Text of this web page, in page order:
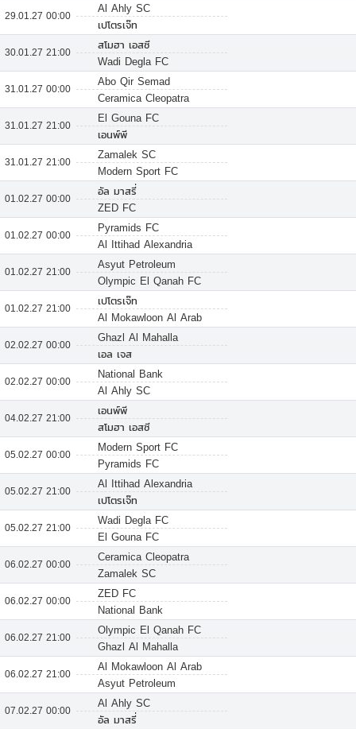
29.01.27 00:00
Al Ahly SC
เปโตรเจ๊ท
30.01.27 21:00
สโมฮา เอสซี
Wadi Degla FC
31.01.27 00:00
Abo Qir Semad
Ceramica Cleopatra
31.01.27 21:00
El Gouna FC
เอนพ์พี
31.01.27 21:00
Zamalek SC
Modern Sport FC
01.02.27 00:00
อัล มาสรี่
ZED FC
01.02.27 00:00
Pyramids FC
Al Ittihad Alexandria
01.02.27 21:00
Asyut Petroleum
Olympic El Qanah FC
01.02.27 21:00
เปโตรเจ๊ท
Al Mokawloon Al Arab
02.02.27 00:00
Ghazl Al Mahalla
เอล เจส
02.02.27 00:00
National Bank
Al Ahly SC
04.02.27 21:00
เอนพ์พี
สโมฮา เอสซี
05.02.27 00:00
Modern Sport FC
Pyramids FC
05.02.27 21:00
Al Ittihad Alexandria
เปโตรเจ๊ท
05.02.27 21:00
Wadi Degla FC
El Gouna FC
06.02.27 00:00
Ceramica Cleopatra
Zamalek SC
06.02.27 00:00
ZED FC
National Bank
06.02.27 21:00
Olympic El Qanah FC
Ghazl Al Mahalla
06.02.27 21:00
Al Mokawloon Al Arab
Asyut Petroleum
07.02.27 00:00
Al Ahly SC
อัล มาสรี่